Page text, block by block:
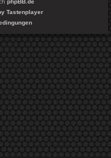
phpBB.de
Tastenplayer